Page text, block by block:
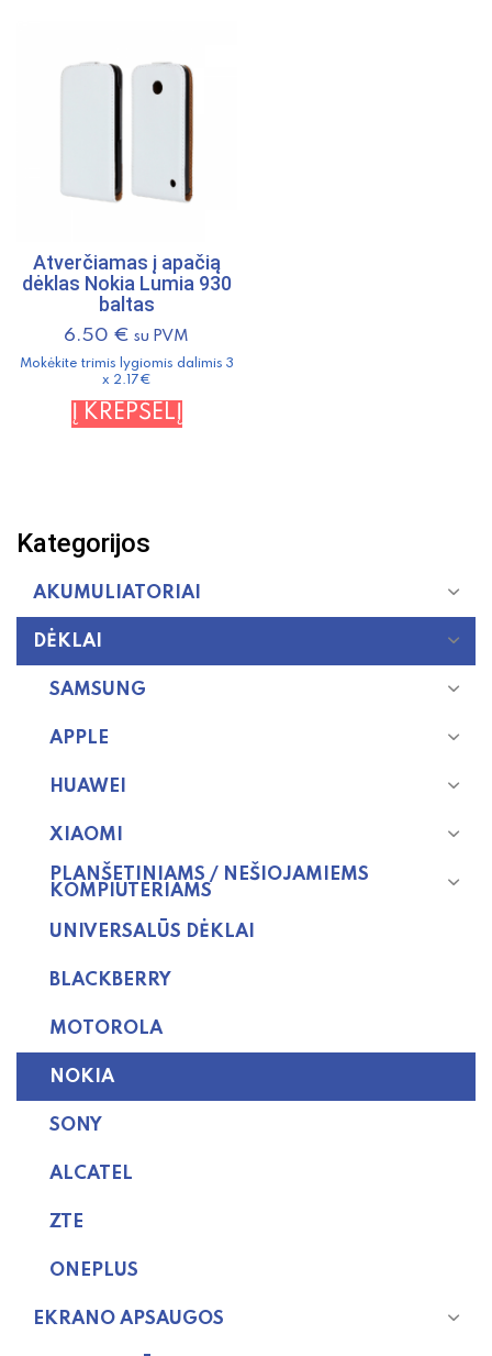
Atverčiamas į apačią
dėklas Nokia Lumia 930
baltas
6.50 € su PVM
Mokėkite trimis lygiomis dalimis 3
x 2.17€
Į KREPŠELĮ
Kategorijos
AKUMULIATORIAI
DĖKLAI
SAMSUNG
APPLE
HUAWEI
XIAOMI
PLANŠETINIAMS / NEŠIOJAMIEMS
KOMPIUTERIAMS
UNIVERSALŪS DĖKLAI
BLACKBERRY
MOTOROLA
NOKIA
SONY
ALCATEL
ZTE
ONEPLUS
EKRANO APSAUGOS